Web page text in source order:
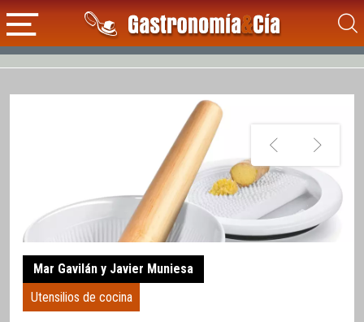
Mar Gavilán y Javier Muniesa
Utensilios de cocina